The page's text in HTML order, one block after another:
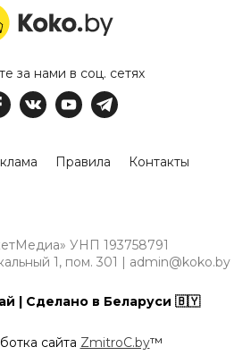
за нами в соц. сетях
Правила Контакты
УНП 193758791
1, пом. 301 | admin@koko.by
| Сделано в Беларуси 🇧🇾
сайта ZmitroC.by™